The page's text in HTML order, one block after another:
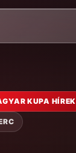
KUPA HÍREK